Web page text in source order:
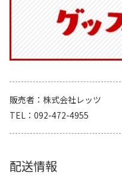
販売者
株式会社レッツ
TEL
092-472-4955
配送情報